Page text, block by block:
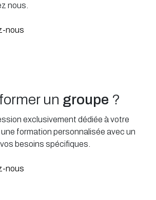
nous.
nous
un groupe ?
exclusivement dédiée à votre
formation personnalisée avec un
besoins spécifiques.
nous